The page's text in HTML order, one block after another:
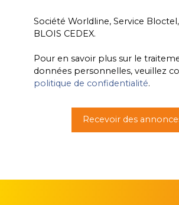
Société Worldline, Service Bloctel,
BLOIS CEDEX.
Pour en savoir plus sur le
données personnelles, veuillez
politique de confidentialité.
Recevoir des